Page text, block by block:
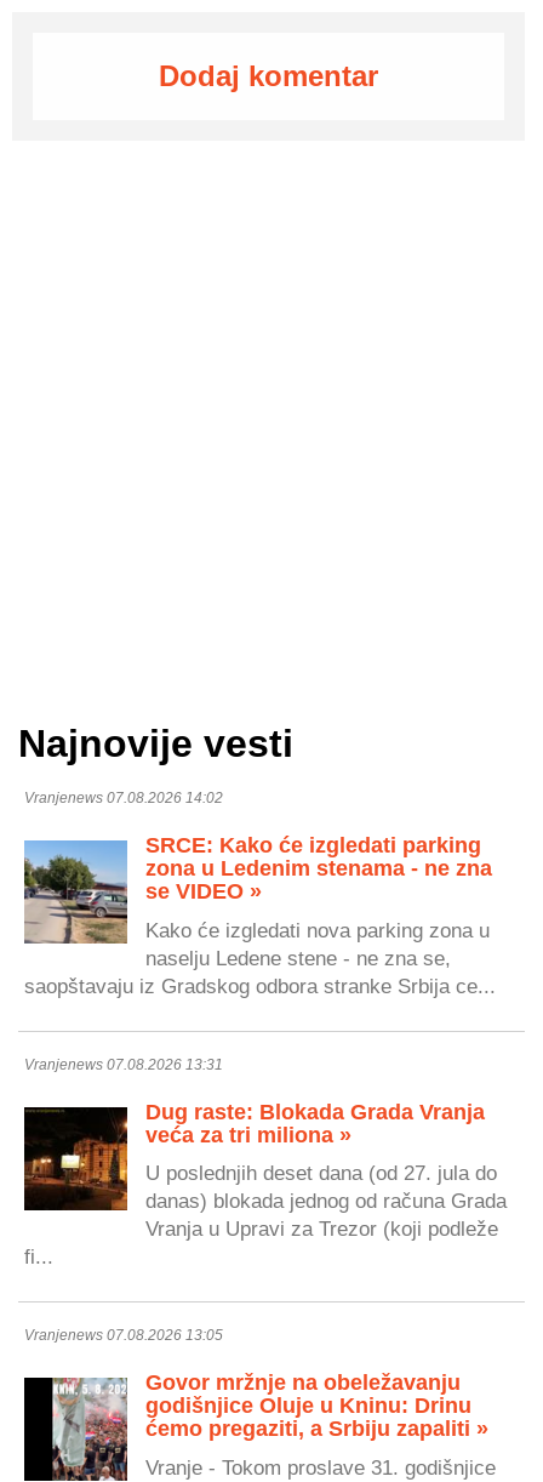
Dodaj komentar
Najnovije vesti
Vranjenews 07.08.2026 14:02
SRCE: Kako će izgledati parking
zona u Ledenim stenama - ne zna
se VIDEO »
Kako će izgledati nova parking zona u
naselju Ledene stene - ne zna se,
saopštavaju iz Gradskog odbora stranke Srbija ce...
Vranjenews 07.08.2026 13:31
Dug raste: Blokada Grada Vranja
veća za tri miliona »
U poslednjih deset dana (od 27. jula do
danas) blokada jednog od računa Grada
Vranja u Upravi za Trezor (koji podleže
fi...
Vranjenews 07.08.2026 13:05
Govor mržnje na obeležavanju
godišnjice Oluje u Kninu: Drinu
ćemo pregaziti, a Srbiju zapaliti »
Vranje - Tokom proslave 31. godišnjice